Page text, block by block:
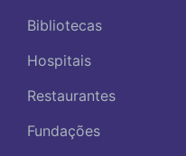
Bibliotecas
Hospitais
Restaurantes
Fundações